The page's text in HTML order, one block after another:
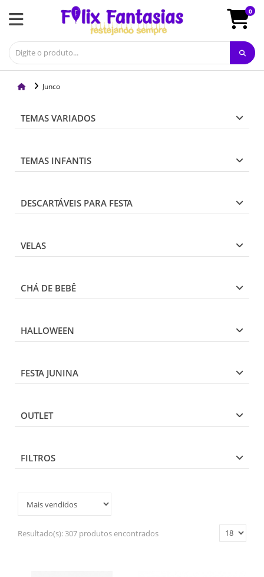
0
Junco
TEMAS VARIADOS
TEMAS INFANTIS
DESCARTÁVEIS PARA FESTA
VELAS
CHÁ DE BEBÊ
HALLOWEEN
FESTA JUNINA
OUTLET
FILTROS
Resultado(s):307 produtos encontrados